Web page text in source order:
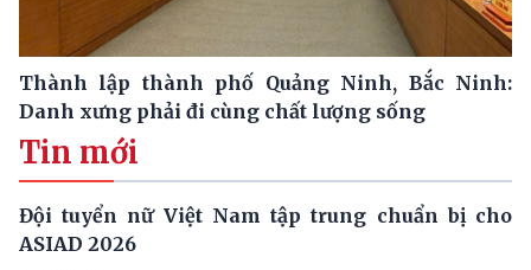
Thành lập thành phố Quảng Ninh, Bắc Ninh:
Danh xưng phải đi cùng chất lượng sống
Tin mới
Đội tuyển nữ Việt Nam tập trung chuẩn bị cho
ASIAD 2026